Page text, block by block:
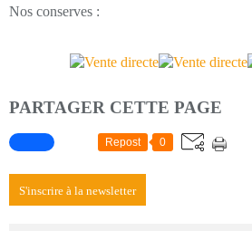
Nos conserves :
PARTAGER CETTE PAGE
Repost 0
S'inscrire à la newsletter